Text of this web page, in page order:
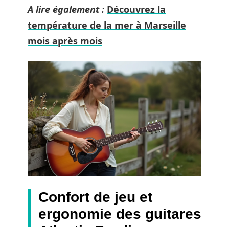
A lire également : Découvrez la
température de la mer à Marseille
mois après mois
Confort de jeu et
ergonomie des guitares